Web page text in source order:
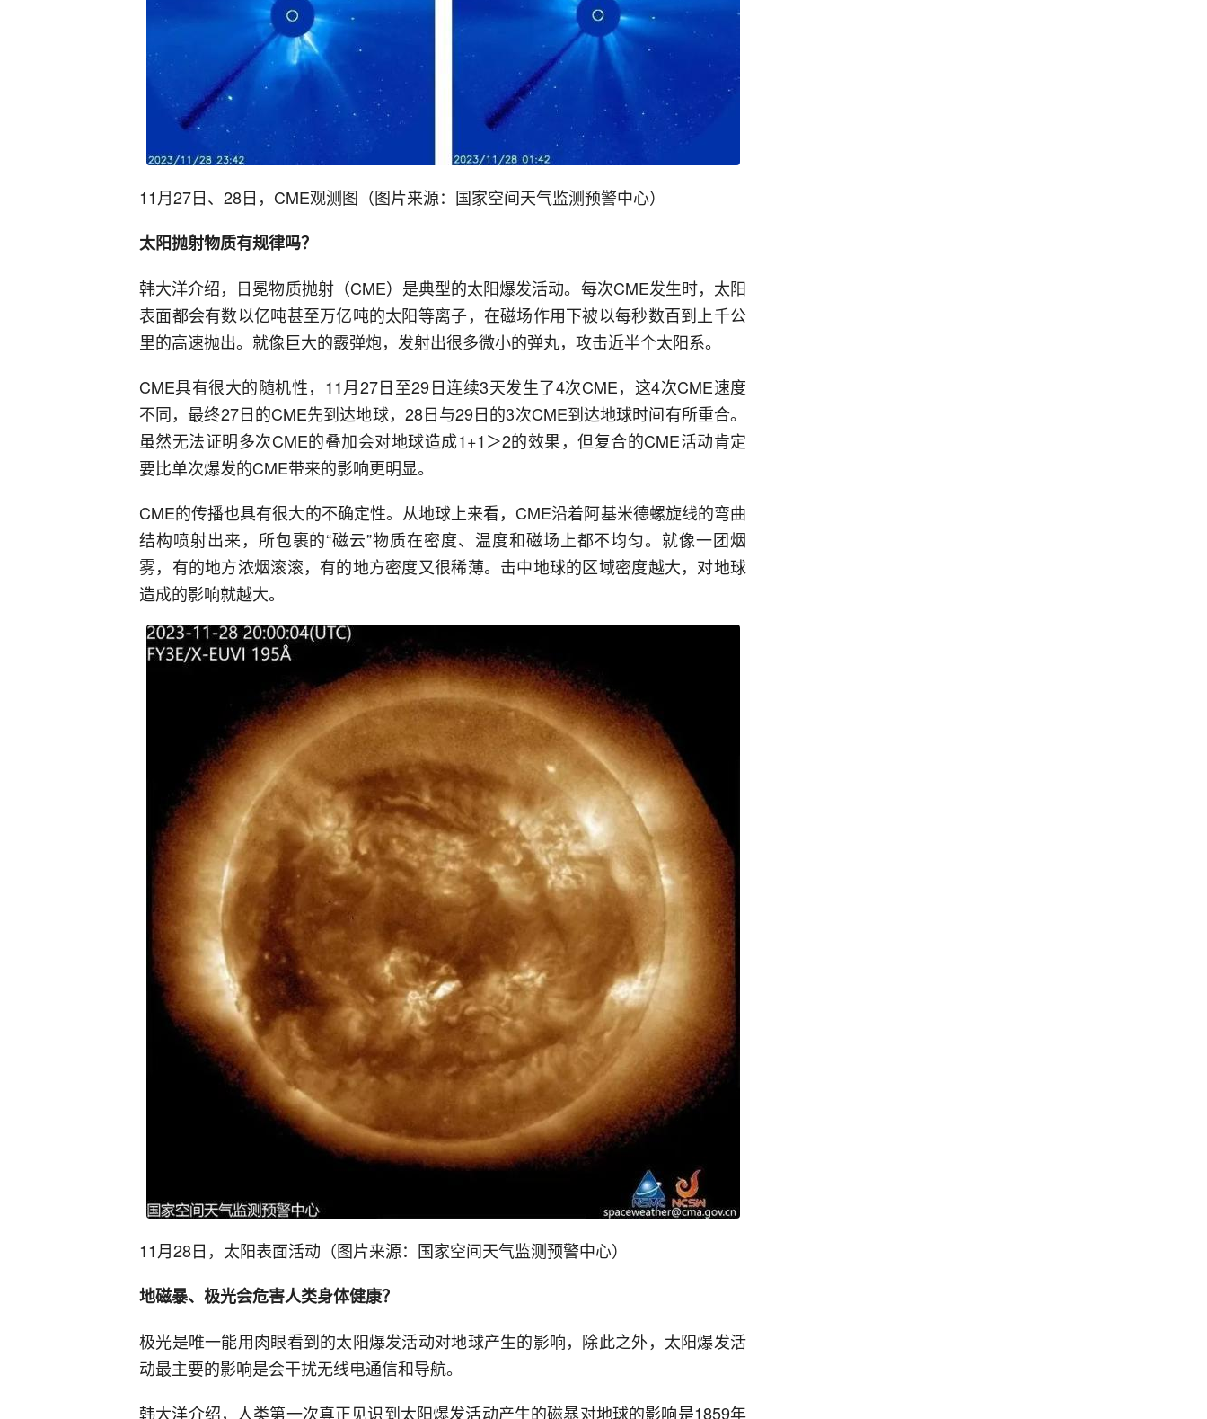
11月27日、28日，CME观测图（图片来源：国家空间天气监测预警中心）
太阳抛射物质有规律吗？
韩大洋介绍，日冕物质抛射（CME）是典型的太阳爆发活动。每次CME发生时，太阳
表面都会有数以亿吨甚至万亿吨的太阳等离子，在磁场作用下被以每秒数百到上千公
里的高速抛出。就像巨大的霰弹炮，发射出很多微小的弹丸，攻击近半个太阳系。
CME具有很大的随机性，11月27日至29日连续3天发生了4次CME，这4次CME速度
不同，最终27日的CME先到达地球，28日与29日的3次CME到达地球时间有所重合。
虽然无法证明多次CME的叠加会对地球造成1+1＞2的效果，但复合的CME活动肯定
要比单次爆发的CME带来的影响更明显。
CME的传播也具有很大的不确定性。从地球上来看，CME沿着阿基米德螺旋线的弯曲
结构喷射出来，所包裹的“磁云”物质在密度、温度和磁场上都不均匀。就像一团烟
雾，有的地方浓烟滚滚，有的地方密度又很稀薄。击中地球的区域密度越大，对地球
造成的影响就越大。
11月28日，太阳表面活动（图片来源：国家空间天气监测预警中心）
地磁暴、极光会危害人类身体健康？
极光是唯一能用肉眼看到的太阳爆发活动对地球产生的影响，除此之外，太阳爆发活
动最主要的影响是会干扰无线电通信和导航。
韩大洋介绍，人类第一次真正见识到太阳爆发活动产生的磁暴对地球的影响是1859年